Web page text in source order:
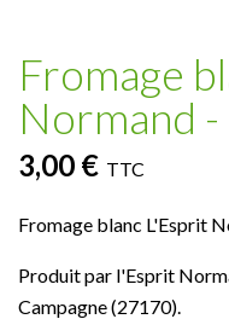
Fromage
Normand
3,00 € TTC
Fromage blanc L'Esprit
Produit par l'Esprit
Campagne (27170).